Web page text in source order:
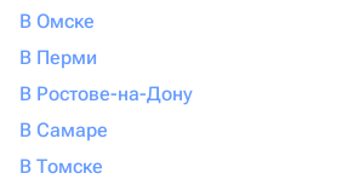
В Омске
В Перми
В Ростове-на-Дону
В Самаре
В Томске